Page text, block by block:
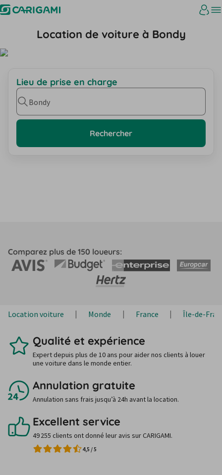
Location de voiture à Bondy
Lieu de prise en charge
Bondy
Rechercher
Comparez plus de 150 loueurs:
Location voiture Monde France Île-de-
Qualité et expérience
Expert depuis plus de 10 ans pour aider nos clients à louer
une voiture dans le monde entier.
Annulation gratuite
Annulation sans frais jusqu’à 24h avant la location.
Excellent service
49 255 clients ont donné leur avis sur CARIGAMI.
4,5 /5